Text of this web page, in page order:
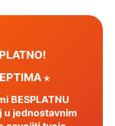
⋆
BESPLATNU
u jednostavnim